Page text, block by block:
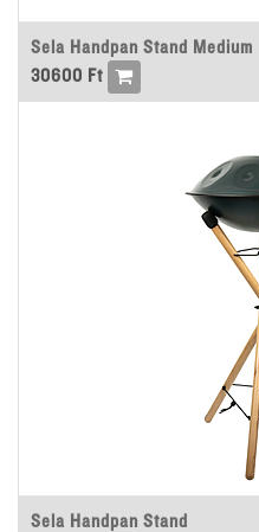
Sela Handpan Stand Medium
30600 Ft
Sela Handpan Stand